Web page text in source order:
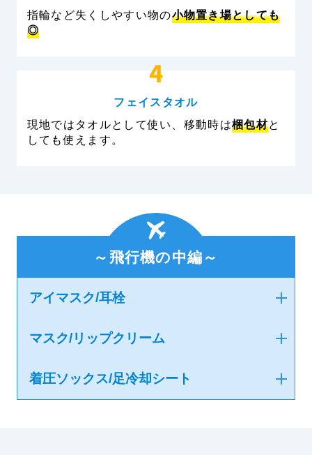
指輪など失くしやすい物の小物置き場としても
◎
フェイスタオル
現地ではタオルとして使い、移動時は梱包材と
しても使えます。
～飛行機の中編～
アイマスク/耳栓
マスク/リップクリーム
着圧ソックス/足冷却シート